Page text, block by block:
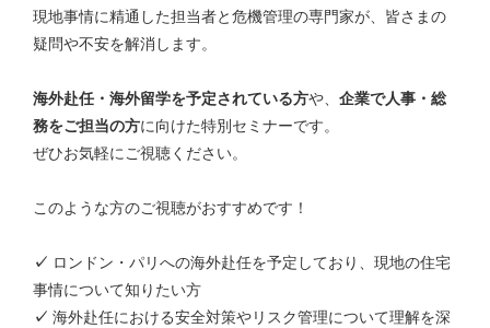
現地事情に精通した担当者と危機管理の専門家が、皆さまの
疑問や不安を解消します。
海外赴任・海外留学を予定されている方や、 企業で人事・総
務をご担当の方に向けた特別セミナーです。
ぜひお気軽にご視聴ください。
このような方のご視聴がおすすめです！
✓ ロンドン・パリへの海外赴任を予定しており、現地の住宅
事情について知りたい方
✓ 海外赴任における安全対策やリスク管理について理解を深